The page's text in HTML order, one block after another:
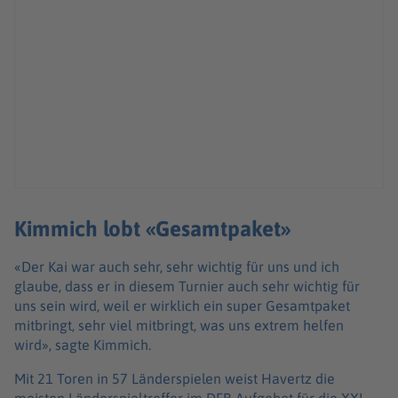
Kimmich lobt «Gesamtpaket»
«Der Kai war auch sehr, sehr wichtig für uns und ich
glaube, dass er in diesem Turnier auch sehr wichtig für
uns sein wird, weil er wirklich ein super Gesamtpaket
mitbringt, sehr viel mitbringt, was uns extrem helfen
wird», sagte Kimmich.
Mit 21 Toren in 57 Länderspielen weist Havertz die